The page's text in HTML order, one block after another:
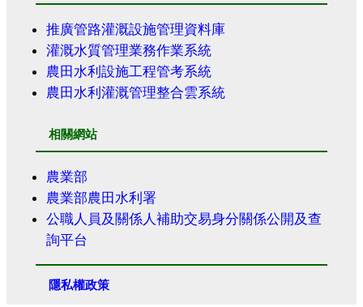
推廣管路灌溉設施管理資料庫
灌溉水質管理業務作業系統
農田水利設施工程管考系統
農田水利灌溉管理整合雲系統
相關網站
農業部
農業部農田水利署
公職人員及關係人補助交易身分關係公開及查
詢平台
隱私權政策